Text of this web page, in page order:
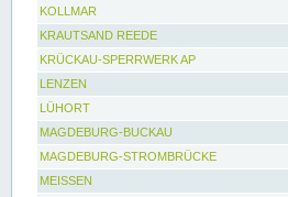
KOLLMAR
KRAUTSAND REEDE
KRÜCKAU-SPERRWERK AP
LENZEN
LÜHORT
MAGDEBURG-BUCKAU
MAGDEBURG-STROMBRÜCKE
MEISSEN